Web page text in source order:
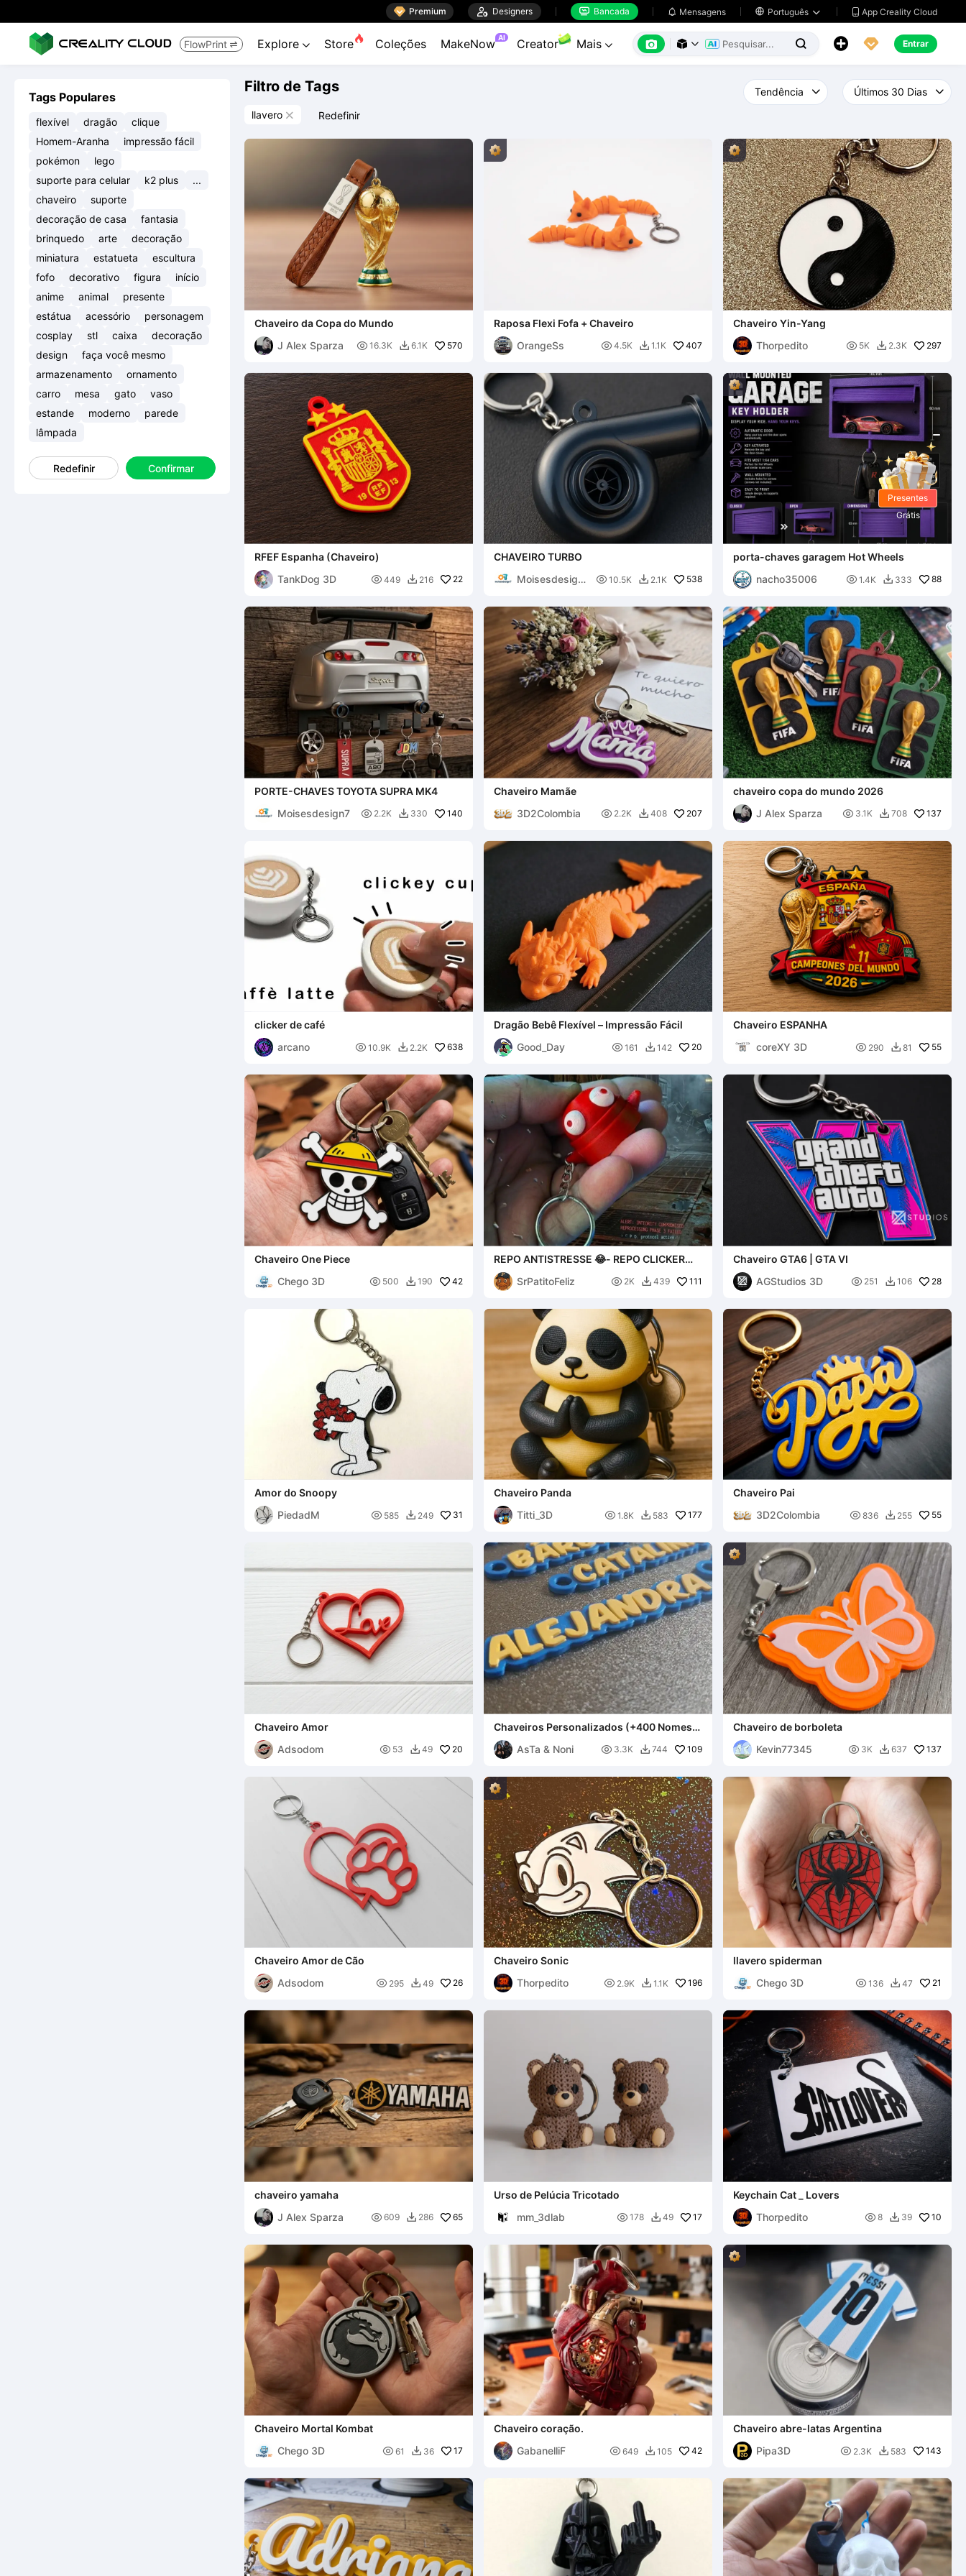
 Premium  Designers  Bancada  Mensagens  Português   App Creality Cloud
FlowPrint  Explore  Store Coleções MakeNow AI Creator Mais        Entrar
Tags Populares
flexível dragão
clique
Homem-Aranha
impressão fácil
pokémon
lego
suporte para celular
k2 plus
...
chaveiro
suporte
decoração de casa
fantasia
brinquedo
arte
decoração
miniatura
estatueta
escultura
fofo
decorativo figura
início
anime
animal
presente
estátua
acessório
personagem
cosplay
stl caixa
decoração
design
faça você mesmo
armazenamento
ornamento
carro
mesa gato
vaso
estande
moderno
parede
lâmpada
Redefinir Confirmar
Filtro de Tags
llavero  Redefinir
Chaveiro da Copa do Mundo
J Alex Sparza
 16.3K  6.1K 570
Raposa Flexi Fofa + Chaveiro
OrangeSs
 4.5K  1.1K 407
Chaveiro Yin-Yang
Thorpedito
 5K  2.3K 297
RFEF Espanha (Chaveiro)
TankDog 3D
 449  216 22
CHAVEIRO TURBO
Moisesdesign
 10.5K  2.1K 538
porta-chaves garagem Hot Wheels
nacho35006
 1.4K  333 88
PORTE-CHAVES TOYOTA SUPRA MK4
Moisesdesign7
 2.2K  330 140
Chaveiro Mamãe
3D2Colombia
 2.2K  408 207
chaveiro copa do mundo 2026
J Alex Sparza
 3.1K  708 137
clicker de café
arcano
 10.9K  2.2K 638
Dragão Bebê Flexível – Impressão Fácil
Good_Day
 161  142 20
Chaveiro ESPANHA
coreXY 3D
 290  81 55
Chaveiro One Piece
Chego 3D
 500  190 42
REPO ANTISTRESSE 😂- REPO CLICKER
ANTISTRESSE 😂
SrPatitoFeliz
 2K  439 111
Chaveiro GTA6 | GTA VI
AGStudios 3D
 251  106 28
Amor do Snoopy
PiedadM
 585  249 31
Chaveiro Panda
Titti_3D
 1.8K  583 177
Chaveiro Pai
3D2Colombia
 836  255 55
Chaveiro Amor
Adsodom
 53  49 20
Chaveiros Personalizados (+400 Nomes) |
Chaveiros de Nomes Personalizados
AsTa & Noni
 3.3K  744 109
Chaveiro de borboleta
Kevin77345
 3K  637 137
Chaveiro Amor de Cão
Adsodom
 295  49 26
Chaveiro Sonic
Thorpedito
 2.9K  1.1K 196
llavero spiderman
Chego 3D
 136  47 21
chaveiro yamaha
J Alex Sparza
 609  286 65
Urso de Pelúcia Tricotado
mm_3dlab
 178  49 17
Keychain Cat _ Lovers
Thorpedito
 8  39 10
Chaveiro Mortal Kombat
Chego 3D
 61  36 17
Chaveiro coração.
GabanelliF
 649  105 42
Chaveiro abre-latas Argentina
Pipa3D
 2.3K  583 143
Presentes
Grátis